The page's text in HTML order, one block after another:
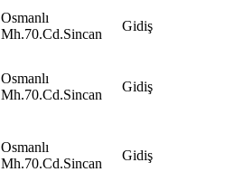
Osmanlı
Mh.70.Cd.Sincan
Gidiş
Osmanlı
Mh.70.Cd.Sincan
Gidiş
Osmanlı
Mh.70.Cd.Sincan
Gidiş